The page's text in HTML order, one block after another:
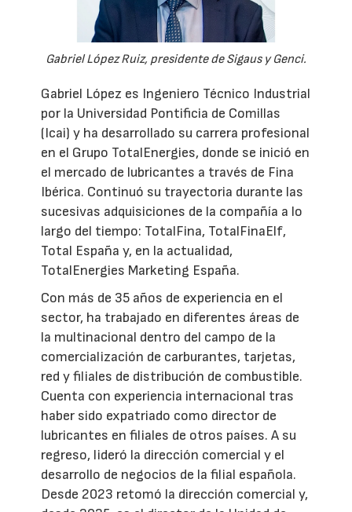
Gabriel López Ruiz, presidente de Sigaus y Genci.
Gabriel López es Ingeniero Técnico Industrial
por la Universidad Pontificia de Comillas
(Icai) y ha desarrollado su carrera profesional
en el Grupo TotalEnergies, donde se inició en
el mercado de lubricantes a través de Fina
Ibérica. Continuó su trayectoria durante las
sucesivas adquisiciones de la compañía a lo
largo del tiempo: TotalFina, TotalFinaElf,
Total España y, en la actualidad,
TotalEnergies Marketing España.
Con más de 35 años de experiencia en el
sector, ha trabajado en diferentes áreas de
la multinacional dentro del campo de la
comercialización de carburantes, tarjetas,
red y filiales de distribución de combustible.
Cuenta con experiencia internacional tras
haber sido expatriado como director de
lubricantes en filiales de otros países. A su
regreso, lideró la dirección comercial y el
desarrollo de negocios de la filial española.
Desde 2023 retomó la dirección comercial y,